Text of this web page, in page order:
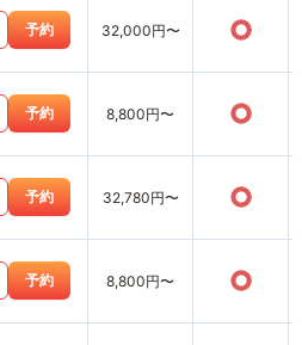
予約 32,000円〜 ○
予約 8,800円〜 ○
予約 32,780円〜 ○
予約 8,800円〜 ○